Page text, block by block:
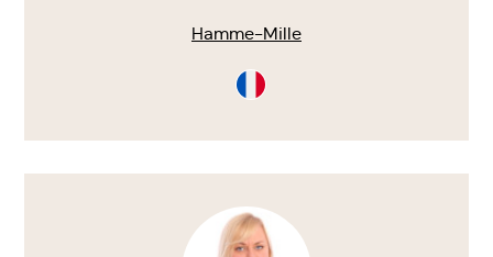
Hamme-Mille
Consultation
en
Voir